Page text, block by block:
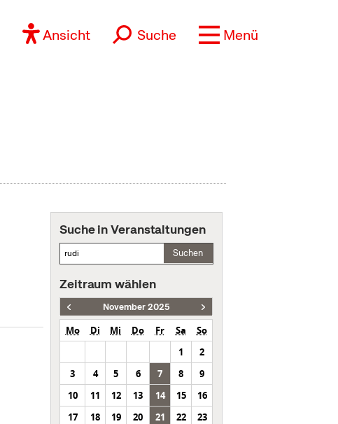
Ansicht Suche Menü
Suche in Veranstaltungen
Suchen
Zeitraum wählen
November 2025
Mo Di Mi Do Fr Sa
So
1
2
3
4 5 6 7 8
9
10
11 12 13 14 15
16
17
18 19 20 21 22
23